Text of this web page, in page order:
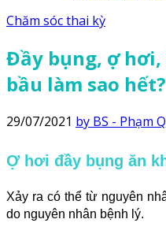
Chăm sóc thai kỳ
Đầy bụng, ợ
bầu làm sao hết?
29/07/2021 by BS - Phạm
Ợ hơi đầy bụng ăn
Xảy ra có thể từ nguyên
do nguyên nhân bệnh lý.